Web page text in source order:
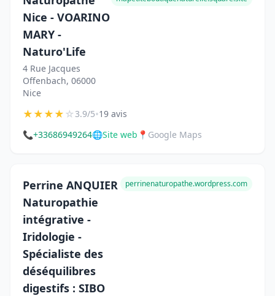
Nice - VOARINO
MARY -
Naturo'Life
4 Rue Jacques
Offenbach, 06000
Nice
★★★★☆3.9/5•19 avis
📞+33686949264🌐Site web 📍 Google Maps
Perrine ANQUIER
Naturopathie
intégrative -
Iridologie -
Spécialiste des
déséquilibres
digestifs : SIBO
perrinenaturopathe.wordpress.com